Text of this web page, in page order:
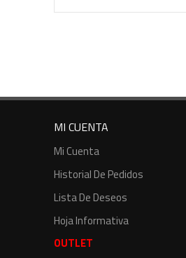
MI CUENTA
Mi Cuenta
Historial De Pedidos
Lista De Deseos
Hoja Informativa
OUTLET